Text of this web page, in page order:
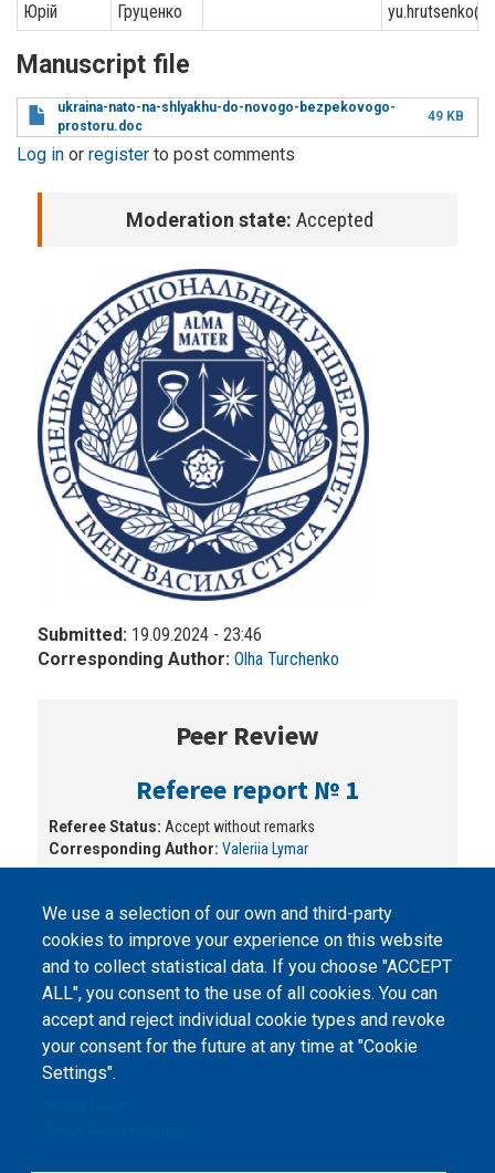
Юрій
Груценко
Manuscript file
ukraina-nato-na-shlyakhu-do-novogo-bezpekovogo-
prostoru.doc
49 KB
Log in or register to post comments
Moderation state: Accepted
Submitted: 19.09.2024 - 23:46
Corresponding Author: Olha Turchenko
Peer Review
Referee report № 1
Referee Status: Accept without remarks
Corresponding Author: Valeriia Lymar
We use a selection of our own and third-party
cookies to improve your experience on this website
and to collect statistical data. If you choose "ACCEPT
ALL", you consent to the use of all cookies. You can
accept and reject individual cookie types and revoke
your consent for the future at any time at "Cookie
Settings".
Peers International, the open peer review platfrom,
2023-2026. |Cookie Settings.
The website content is published under